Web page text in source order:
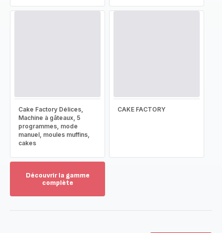
Cake Factory Délices,
Machine à gâteaux, 5
programmes, mode
manuel, moules muffins,
cakes
CAKE FACTORY
Découvrir la gamme
complète